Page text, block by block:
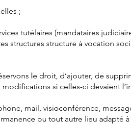
;
tutélaires (mandataires
structures structure à vocation
le droit, d’ajouter, de
si celles-ci devaient
mail, visioconférence,
ou tout autre lieu adapté